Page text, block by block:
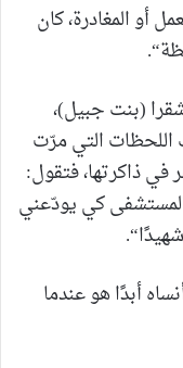
أو المغادرة، كان
من بلدة شقرا (بنت جبيل)،
أصعب اللحظات التي مرّت
في ذاكرتها، فتقول:
كي يودّعني
أبدًا هو عندما